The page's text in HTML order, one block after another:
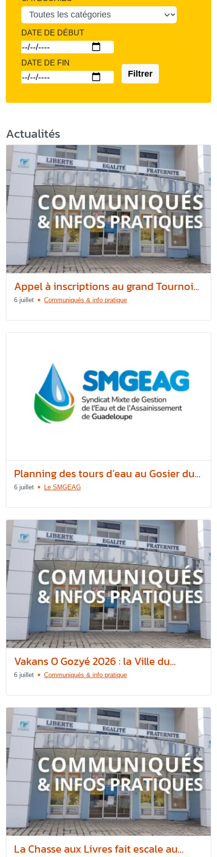
DATE DE DÉBUT
DATE DE FIN
Filtrer
Actualités
Appel à inscriptions au grand Tournoi...
6 juillet Communiqués & info pratique
Planning des tours d’eau au Gosier du...
6 juillet Le SMGEAG
Vakans O Gozyé 2026 : la Ville du...
6 juillet Communiqués & info pratique
La Chasse aux Livres fait escale au...